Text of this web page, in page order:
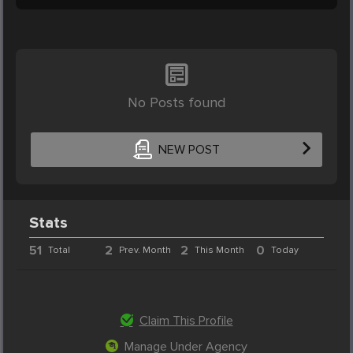
No Posts found
NEW POST
Stats
51 Total 2 Prev. Month 2 This Month 0 Today
Claim This Profile
Manage Under Agency